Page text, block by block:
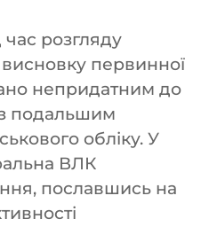
розгляду
висновку первинної
непридатним до
подальшим
обліку. У
ВЛК
пославшись на